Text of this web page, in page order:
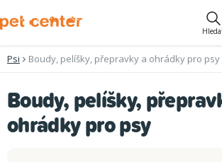
na
Psi Boudy, pelíšky, přepravky a ohrádky pro psy
Boudy, pelíšky,
ohrádky pro psy